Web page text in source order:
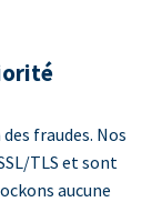
fraudes. Nos
TLS et sont
aucune